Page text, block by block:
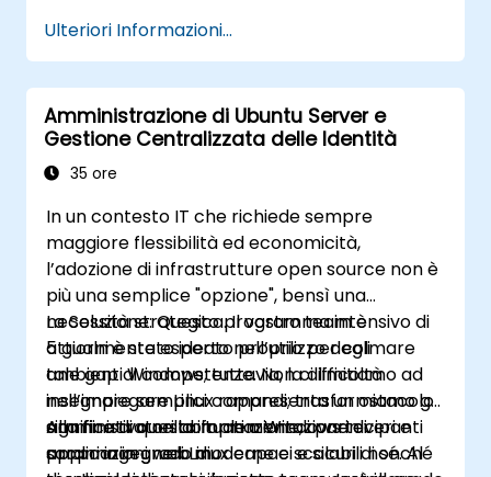
Ulteriori Informazioni...
Amministrazione di Ubuntu Server e
Gestione Centralizzata delle Identità
35 ore
In un contesto IT che richiede sempre
maggiore flessibilità ed economicità,
l’adozione di infrastrutture open source non è
più una semplice "opzione", bensì una
necessità strategica. Il vostro team è
attualmente esperto nell’utilizzo degli
ambienti Windows; tuttavia, la difficoltà
nell’impiegare Linux rappresenta un ostacolo
significativo nella implementazione di
applicazioni web moderne e scalabili nonché
La Soluzione: Questo programma intensivo di
5 giorni è stato ideato proprio per colmare
tale gap di competenze. Non ci limitiamo ad
insegnare semplici comandi; trasformiamo gli
amministratori abituati a Windows in veri e
propri ingegneri Linux capaci e sicuri di sé. Al
Alla fine di questa formazione, i partecipanti
saranno in grado di: